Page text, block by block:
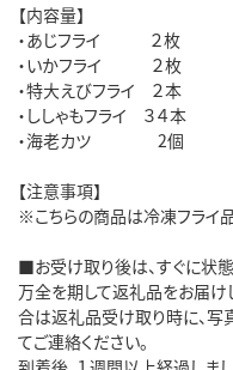
【内容量】
・あじフライ ２枚
・いかフライ ２枚
・特大えびフライ ２本
・ししゃもフライ ３４本
・海老カツ 2個
【注意事項】
※こちらの商品は冷凍フライ
■お受け取り後は、すぐに状態
万全を期して返礼品をお届け
合は返礼品受け取り時に、写
てご連絡ください。